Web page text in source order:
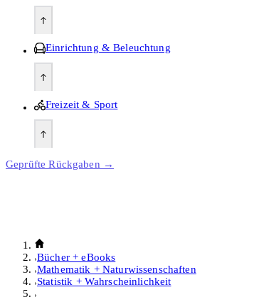
Einrichtung & Beleuchtung
Freizeit & Sport
Geprüfte Rückgaben →
Bücher + eBooks
Mathematik + Naturwissenschaften
Statistik + Wahrscheinlichkeit